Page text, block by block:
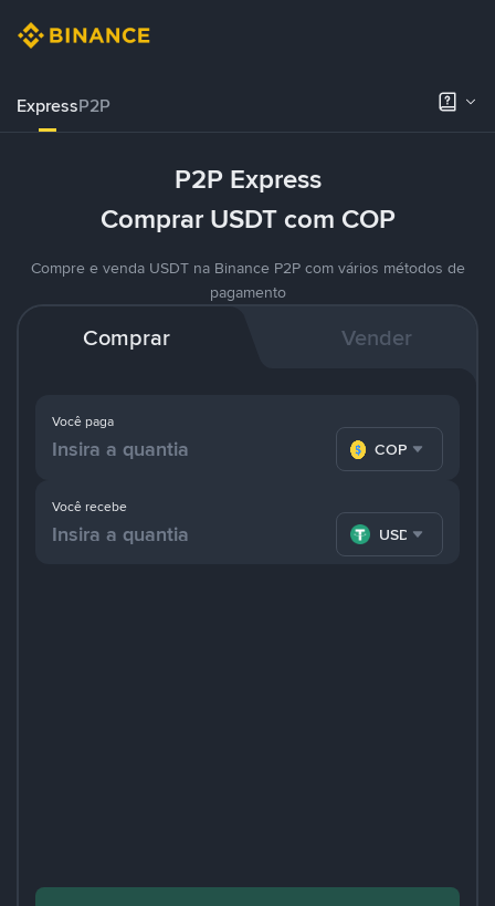
ExpressP2P
P2P Express
Comprar USDT com COP
Compre e venda USDT na Binance P2P com vários métodos de
pagamento
Comprar Vender
Você paga
COP
Você recebe
USDT